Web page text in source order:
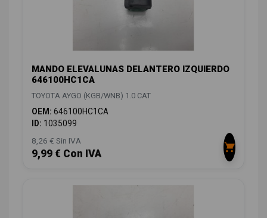
MANDO ELEVALUNAS DELANTERO IZQUIERDO
646100HC1CA
TOYOTA AYGO (KGB/WNB) 1.0 CAT
OEM: 646100HC1CA
ID: 1035099
8,26 € Sin IVA
9,99 € Con IVA